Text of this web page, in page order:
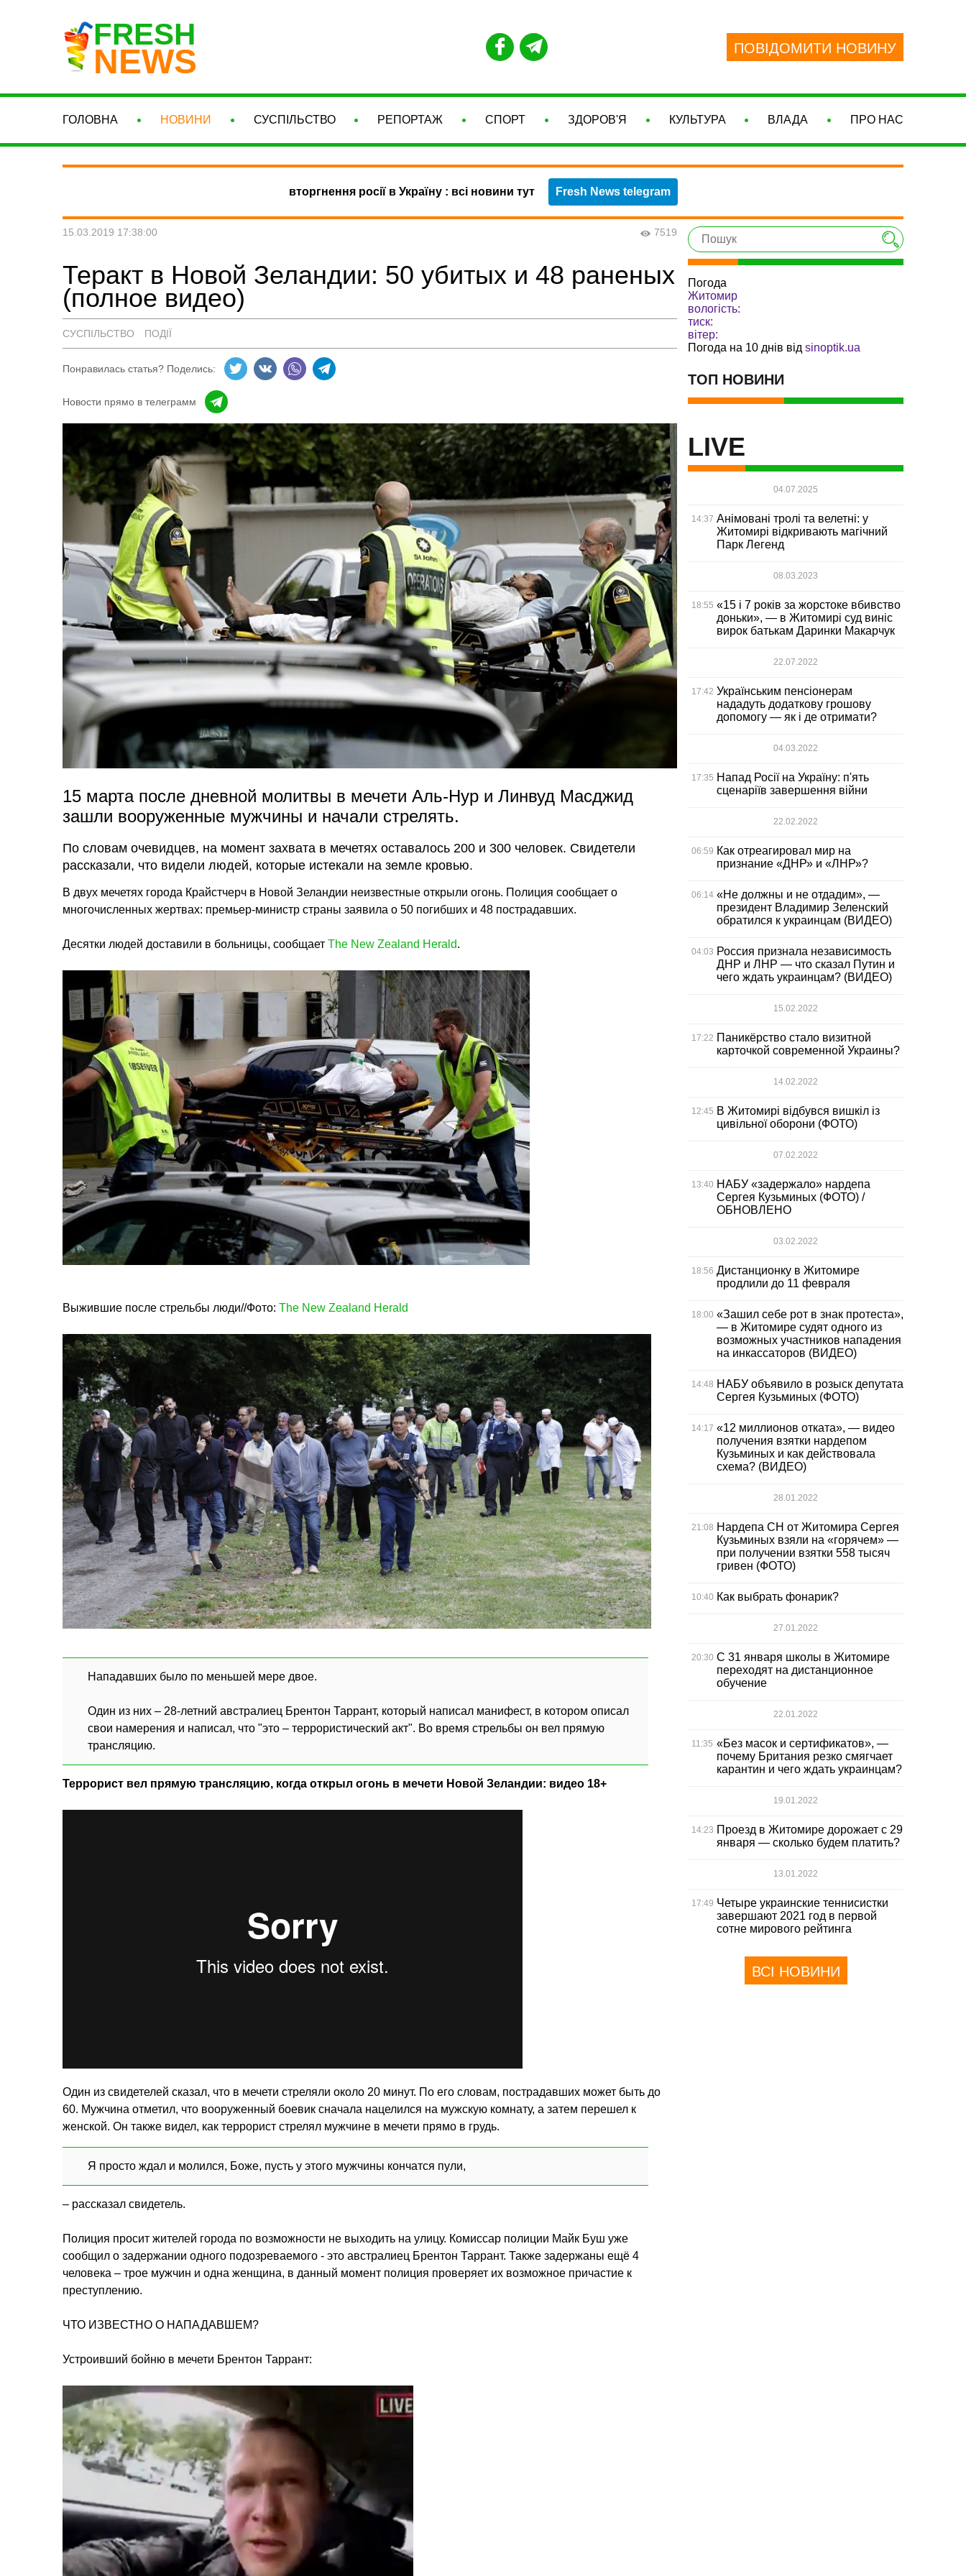
FRESH
NEWS ПОВІДОМИТИ НОВИНУ
ГОЛОВНА НОВИНИ СУСПІЛЬСТВО РЕПОРТАЖ СПОРТ ЗДОРОВ'Я КУЛЬТУРА ВЛАДА ПРО НАС
вторгнення росії в Україну : всі новини тут Fresh News telegram
15.03.2019 17:38:00 7519
Теракт в Новой Зеландии: 50 убитых и 48 раненых
(полное видео)
СУСПІЛЬСТВО ПОДІЇ
Понравилась статья? Поделись:
Новости прямо в телеграмм
15 марта после дневной молитвы в мечети Аль-Нур и Линвуд Масджид
зашли вооруженные мужчины и начали стрелять.
По словам очевидцев, на момент захвата в мечетях оставалось 200 и 300 человек. Свидетели
рассказали, что видели людей, которые истекали на земле кровью.
В двух мечетях города Крайстчерч в Новой Зеландии неизвестные открыли огонь. Полиция сообщает о
многочисленных жертвах: премьер-министр страны заявила о 50 погибших и 48 пострадавших.
Десятки людей доставили в больницы, сообщает The New Zealand Herald.
Выжившие после стрельбы люди//Фото: The New Zealand Herald
Нападавших было по меньшей мере двое.
Один из них – 28-летний австралиец Брентон Таррант, который написал манифест, в котором описал
свои намерения и написал, что "это – террористический акт". Во время стрельбы он вел прямую
трансляцию.
Террорист вел прямую трансляцию, когда открыл огонь в мечети Новой Зеландии: видео 18+
Один из свидетелей сказал, что в мечети стреляли около 20 минут. По его словам, пострадавших может быть до
60. Мужчина отметил, что вооруженный боевик сначала нацелился на мужскую комнату, а затем перешел к
женской. Он также видел, как террорист стрелял мужчине в мечети прямо в грудь.
Я просто ждал и молился, Боже, пусть у этого мужчины кончатся пули,
– рассказал свидетель.
Полиция просит жителей города по возможности не выходить на улицу. Комиссар полиции Майк Буш уже
сообщил о задержании одного подозреваемого - это австралиец Брентон Таррант. Также задержаны ещё 4
человека – трое мужчин и одна женщина, в данный момент полиция проверяет их возможное причастие к
преступлению.
ЧТО ИЗВЕСТНО О НАПАДАВШЕМ?
Устроивший бойню в мечети Брентон Таррант:
Погода
Житомир
вологість:
тиск:
вітер:
Погода на 10 днів від sinoptik.ua
ТОП НОВИНИ
LIVE
04.07.2025
14:37 Анімовані тролі та велетні: у
Житомирі відкривають магічний
Парк Легенд
08.03.2023
18:55 «15 і 7 років за жорстоке вбивство
доньки», — в Житомирі суд виніс
вирок батькам Даринки Макарчук
22.07.2022
17:42 Українським пенсіонерам
нададуть додаткову грошову
допомогу — як і де отримати?
04.03.2022
17:35 Напад Росії на Україну: п'ять
сценаріїв завершення війни
22.02.2022
06:59 Как отреагировал мир на
признание «ДНР» и «ЛНР»?
06:14 «Не должны и не отдадим», —
президент Владимир Зеленский
обратился к украинцам (ВИДЕО)
04:03 Россия признала независимость
ДНР и ЛНР — что сказал Путин и
чего ждать украинцам? (ВИДЕО)
15.02.2022
17:22 Паникёрство стало визитной
карточкой современной Украины?
14.02.2022
12:45 В Житомирі відбувся вишкіл із
цивільної оборони (ФОТО)
07.02.2022
13:40 НАБУ «задержало» нардепа
Сергея Кузьминых (ФОТО) /
ОБНОВЛЕНО
03.02.2022
18:56 Дистанционку в Житомире
продлили до 11 февраля
18:00 «Зашил себе рот в знак протеста»,
— в Житомире судят одного из
возможных участников нападения
на инкассаторов (ВИДЕО)
14:48 НАБУ объявило в розыск депутата
Сергея Кузьминых (ФОТО)
14:17 «12 миллионов отката», — видео
получения взятки нардепом
Кузьминых и как действовала
схема? (ВИДЕО)
28.01.2022
21:08 Нардепа СН от Житомира Сергея
Кузьминых взяли на «горячем» —
при получении взятки 558 тысяч
гривен (ФОТО)
10:40 Как выбрать фонарик?
27.01.2022
20:30 С 31 января школы в Житомире
переходят на дистанционное
обучение
22.01.2022
11:35 «Без масок и сертификатов», —
почему Британия резко смягчает
карантин и чего ждать украинцам?
19.01.2022
14:23 Проезд в Житомире дорожает с 29
января — сколько будем платить?
13.01.2022
17:49 Четыре украинские теннисистки
завершают 2021 год в первой
сотне мирового рейтинга
ВСІ НОВИНИ